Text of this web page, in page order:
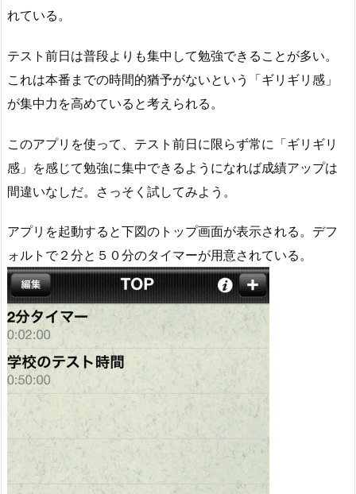
れている。
テスト前日は普段よりも集中して勉強できることが多い。
これは本番までの時間的猶予がないという「ギリギリ感」
が集中力を高めていると考えられる。
このアプリを使って、テスト前日に限らず常に「ギリギリ
感」を感じて勉強に集中できるようになれば成績アップは
間違いなしだ。さっそく試してみよう。
アプリを起動すると下図のトップ画面が表示される。デフ
ォルトで２分と５０分のタイマーが用意されている。